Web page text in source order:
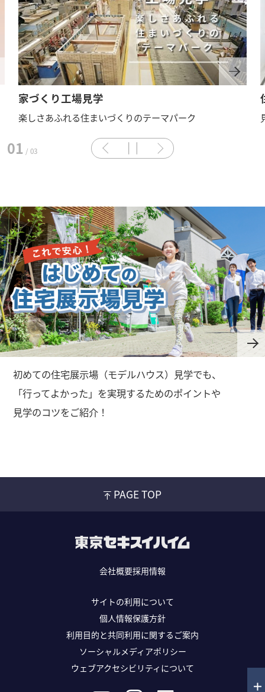
家づくり工場見学
楽しさあふれる住まいづくりのテーマパーク
01 / 03
住
宅
展
初めての住宅展示場（モデルハウス）見学でも、
「行ってよかった」を実現するためのポイントや
見学のコツをご紹介！
PAGE TOP
会社概要採用情報
サイトの利用について
個人情報保護方針
利用目的と共同利用に関するご案内
ソーシャルメディアポリシー
ウェブアクセシビリティについて